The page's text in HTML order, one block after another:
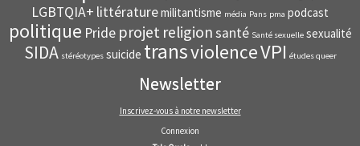
LGBTQIA+ littératuremilitantisme média Pans pma podcast
politique Pride projet religionsanté Santé sexuelle sexualité
SIDA stéréotypes suicide transviolenceVPI études queer
Newsletter
Inscrivez-vous à notre newsletter
Connexion